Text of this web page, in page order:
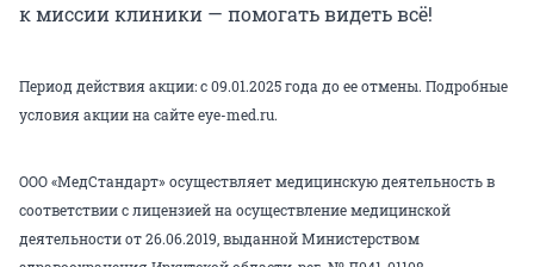
к миссии клиники — помогать видеть всё!
Период действия акции: с 09.01.2025 года до ее отмены. Подробные
условия акции на сайтеeye-med.ru.
ООО «МедСтандарт» осуществляет медицинскую деятельность в
соответствии с лицензией на осуществление медицинской
деятельности от 26.06.2019, выданной Министерством